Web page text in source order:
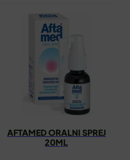
AFTAMED ORALNI SPREJ
20ML